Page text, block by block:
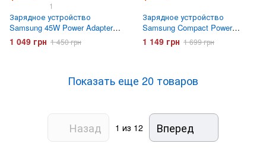
1
Зарядное устройство
Samsung 45W Power Adapter
(EP-T4511NWEGEU) Белое
1 049 грн 1 450 грн
Зарядное устройство
Samsung Compact Power
Adapter 45W + кабель Type-C
to Type-C (EP-T4511XBEGEU)
1 149 грн 1 699 грн
Показать еще 20 товаров
Назад 1 из 12 Вперед